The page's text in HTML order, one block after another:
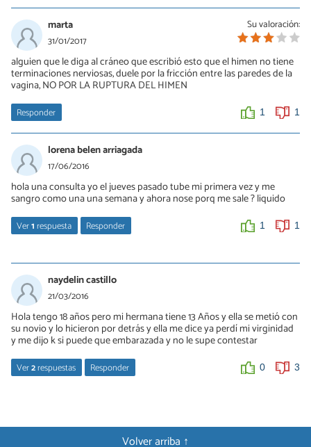
Su valoración:
marta
31/01/2017
alguien que le diga al cráneo que escribió esto que el himen no tiene
terminaciones nerviosas, duele por la fricción entre las paredes de la
vagina, NO POR LA RUPTURA DEL HIMEN
Responder 1 1
lorena belen arriagada
17/06/2016
hola una consulta yo el jueves pasado tube mi primera vez y me
sangro como una una semana y ahora nose porq me sale ? liquido
Ver1respuesta Responder 1 1
20/06/2016
Hola Lorena, puede ser que el sangrado te dure unos días pero
tiene que ser poco abundante y sin producirte molestias. Si te
duele o notas que no para de sangrarte, acude a un médico para
que te examine, puede que tengas alguna herida por dentro. Un
saludo
0 0
naydelin castillo
21/03/2016
Hola tengo 18 años pero mi hermana tiene 13 Años y ella se metió con
su novio y lo hicieron por detrás y ella me dice ya perdí mi virginidad
y me dijo k si puede que embarazada y no le supe contestar
Ver2respuestas Responder 0 3
Hola Naydelin, con el sexo anal NO es posible quedarse
Volver arriba ↑